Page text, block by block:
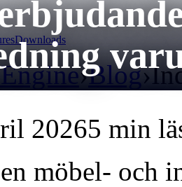
Downloads
›Blog›
20265 min
möbel- och